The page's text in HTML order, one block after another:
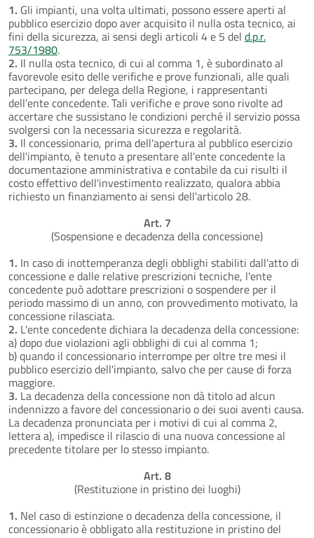
1. Gli impianti, una volta ultimati, possono essere aperti al
pubblico esercizio dopo aver acquisito il nulla osta tecnico, ai
fini della sicurezza, ai sensi degli articoli 4 e 5 del d.p.r.
753/1980.
2. Il nulla osta tecnico, di cui al comma 1, è subordinato al
favorevole esito delle verifiche e prove funzionali, alle quali
partecipano, per delega della Regione, i rappresentanti
dell'ente concedente. Tali verifiche e prove sono rivolte ad
accertare che sussistano le condizioni perché il servizio possa
svolgersi con la necessaria sicurezza e regolarità.
3. Il concessionario, prima dell'apertura al pubblico esercizio
dell'impianto, è tenuto a presentare all'ente concedente la
documentazione amministrativa e contabile da cui risulti il
costo effettivo dell'investimento realizzato, qualora abbia
richiesto un finanziamento ai sensi dell'articolo 28.
Art. 7
(Sospensione e decadenza della concessione)
1. In caso di inottemperanza degli obblighi stabiliti dall'atto di
concessione e dalle relative prescrizioni tecniche, l'ente
concedente può adottare prescrizioni o sospendere per il
periodo massimo di un anno, con provvedimento motivato, la
concessione rilasciata.
2. L'ente concedente dichiara la decadenza della concessione:
a) dopo due violazioni agli obblighi di cui al comma 1;
b) quando il concessionario interrompe per oltre tre mesi il
pubblico esercizio dell'impianto, salvo che per cause di forza
maggiore.
3. La decadenza della concessione non dà titolo ad alcun
indennizzo a favore del concessionario o dei suoi aventi causa.
La decadenza pronunciata per i motivi di cui al comma 2,
lettera a), impedisce il rilascio di una nuova concessione al
precedente titolare per lo stesso impianto.
Art. 8
(Restituzione in pristino dei luoghi)
1. Nel caso di estinzione o decadenza della concessione, il
concessionario è obbligato alla restituzione in pristino del